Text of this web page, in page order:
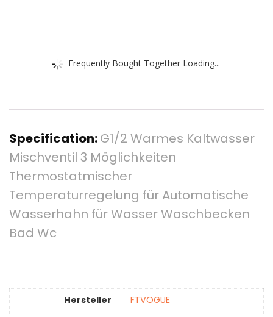
Frequently Bought Together Loading...
Specification:G1/2 Warmes Kaltwasser
Mischventil 3 Möglichkeiten
Thermostatmischer
Temperaturregelung für Automatische
Wasserhahn für Wasser Waschbecken
Bad Wc
Hersteller
‎FTVOGUE